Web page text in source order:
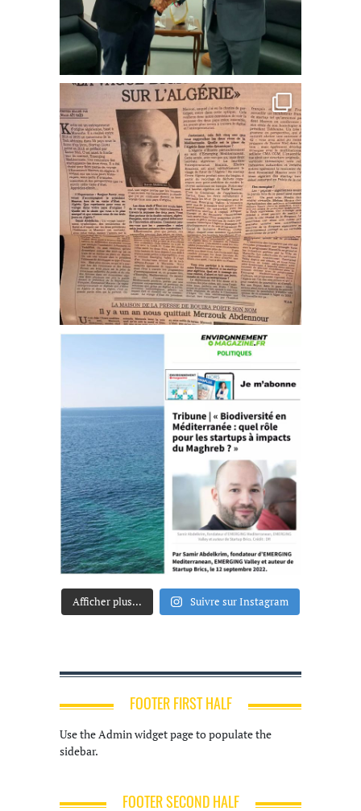
Afficher plus... Suivre sur Instagram
FOOTER FIRST HALF
Use the Admin widget page to populate the
sidebar.
FOOTER SECOND HALF